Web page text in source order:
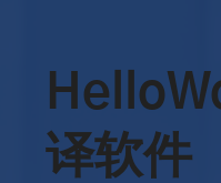
译软件